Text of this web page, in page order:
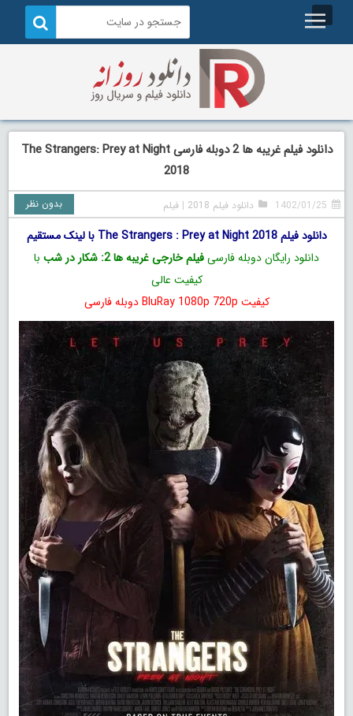
دانلود فیلم غریبه ها 2 دوبله فارسی The Strangers: Prey at Night
2018
1402/01/25 دانلود فیلم 2018 |فیلم بدون نظر
دانلود فیلم The Strangers : Prey at Night 2018 با لینک مستقیم
دانلود رایگان دوبله فارسیفیلم خارجی غریبه ها 2: شکار در شب
با
کیفیت عالی
کیفیت BluRay 1080p 720p دوبله فارسی